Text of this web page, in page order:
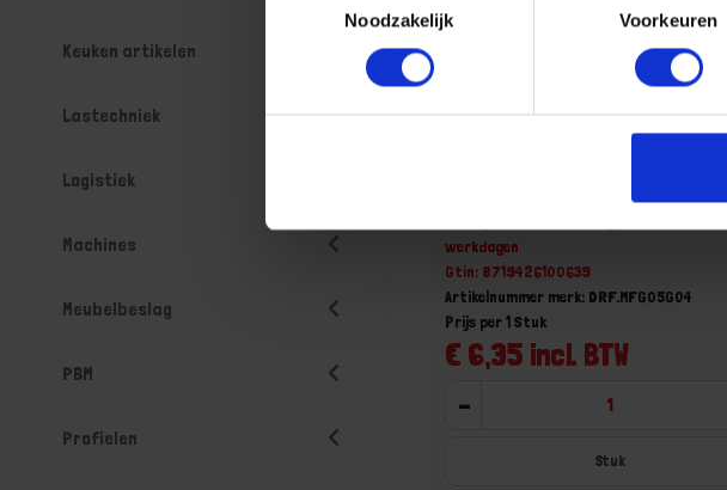
Noodzakelijk
Voorkeuren
Keuken artikelen
Lastechniek
Logistiek
Machines
Meubelbeslag
PBM
Profielen
werkdagen
Gtin: 8719426100639
Artikelnummer merk: DRF.MFG05G04
€ 6,35 incl. BTW
Prijs per 1 Stuk
-
Stuk